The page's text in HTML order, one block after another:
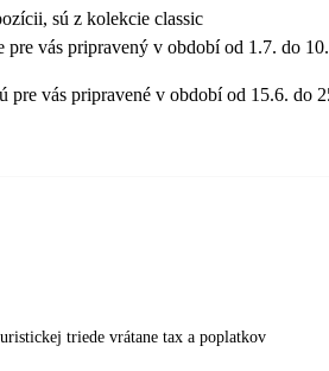
sú z kolekcie classic
vás pripravený v období od 1.7. do
vás pripravené v období od 15.6. do
triede vrátane tax a poplatkov